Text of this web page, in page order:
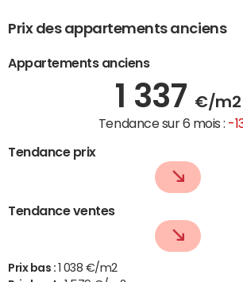
Prix des appartements anciens
Appartements anciens
1 337 €/m2
Tendance sur 6 mois : -
Tendance prix
Tendance ventes
Prix bas : 1 038 €/m2